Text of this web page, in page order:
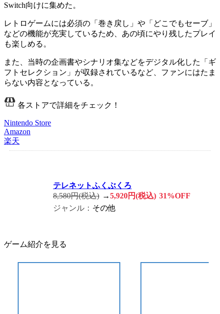
Switch向けに集めた。
レトロゲームには必須の「巻き戻し」や「どこでもセーブ」
などの機能が充実しているため、あの頃にやり残したプレイ
も楽しめる。
また、当時の企画書やシナリオ集などをデジタル化した
「ギ
フトセレクション」 が収録されているなど、ファンにはたま
らない内容となっている。
各ストアで詳細をチェック！
Nintendo Store
Amazon
楽天
テレネットふくぶくろ
8,580円(税込) →5,920円(税込) 31%OFF
ジャンル： その他
ゲーム紹介を見る